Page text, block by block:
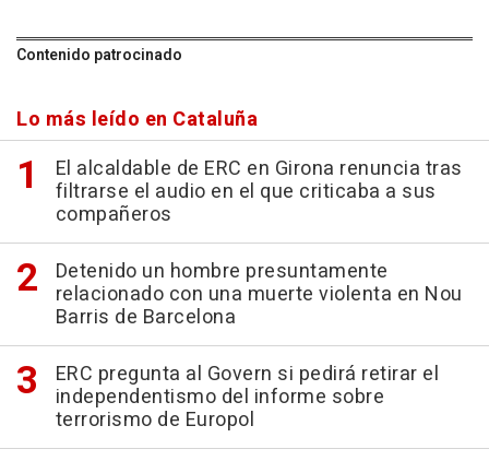
Contenido patrocinado
Lo más leído en Cataluña
El alcaldable de ERC en Girona renuncia tras
filtrarse el audio en el que criticaba a sus
compañeros
Detenido un hombre presuntamente
relacionado con una muerte violenta en Nou
Barris de Barcelona
ERC pregunta al Govern si pedirá retirar el
independentismo del informe sobre
terrorismo de Europol